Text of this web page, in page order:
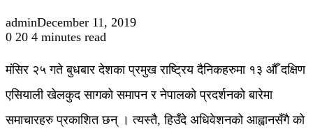
adminDecember 11, 2019
0 20 4 minutes read
मंसिर २५ गते बुधबार देशका प्रमुख राष्ट्रिय दैनिकहरुमा १३ औँ दक्षिण
एसियाली खेलकुद सागको समापन र नेपालको प्रदर्शनको बारेमा
समाचारहरु प्रकाशित छन् । त्यस्तै, हिउँदे अधिवेशनको आह्वानसँगै को